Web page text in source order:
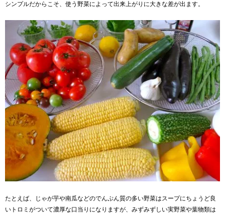
シンプルだからこそ、使う野菜によって出来上がりに大きな差が出ます。
たとえば、じゃが芋や南瓜などのでんぷん質の多い野菜はスープにちょうど良
いトロミがついて濃厚な口当りになりますが、みずみずしい実野菜や葉物類は